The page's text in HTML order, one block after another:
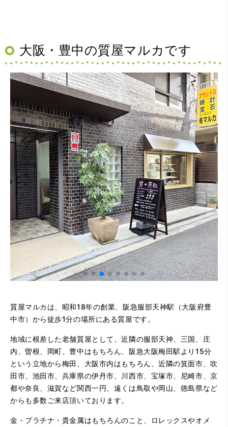
大阪・豊中の質屋マルカです
質屋マルカは、昭和18年の創業、阪急服部天神駅（大阪府豊
中市）から徒歩1分の場所にある質屋です。
地域に根差した老舗質屋として、近隣の服部天神、三国、庄
内、曽根、岡町、豊中はもちろん、阪急大阪梅田駅より15分
という立地から梅田、大阪市内はもちろん、近隣の箕面市、吹
田市、池田市、兵庫県の伊丹市、川西市、宝塚市、尼崎市、京
都や奈良、滋賀など関西一円、遠くは鳥取や岡山、徳島県など
からも多数ご来店頂いております。
金・プラチナ・貴金属はもちろんのこと、ロレックスやオメ